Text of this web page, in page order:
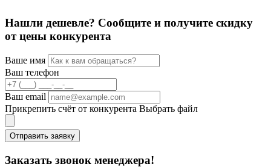
Нашли дешевле? Сообщите и получите скидку
от цены конкурента
Ваше имя
Ваш телефон
Ваш email
Прикрепить счёт от конкурента Выбрать файл
Отправить заявку
Заказать звонок менеджера!